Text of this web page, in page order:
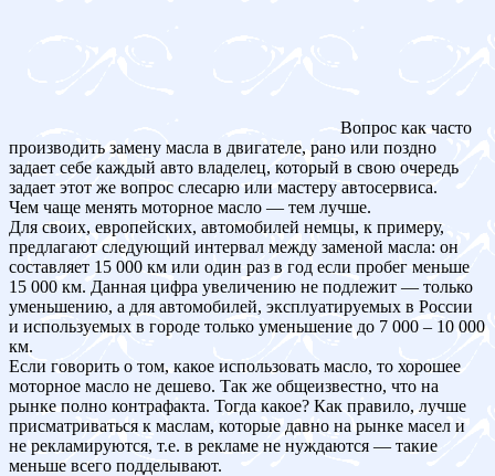
Вопрос как часто
производить замену масла в двигателе, рано или поздно
задает себе каждый авто владелец, который в свою очередь
задает этот же вопрос слесарю или мастеру автосервиса.
Чем чаще менять моторное масло — тем лучше.
Для своих, европейских, автомобилей немцы, к примеру,
предлагают следующий интервал между заменой масла: он
составляет 15 000 км или один раз в год если пробег меньше
15 000 км. Данная цифра увеличению не подлежит — только
уменьшению, а для автомобилей, эксплуатируемых в России
и используемых в городе только уменьшение до 7 000 – 10 000
км.
Если говорить о том, какое использовать масло, то хорошее
моторное масло не дешево. Так же общеизвестно, что на
рынке полно контрафакта. Тогда какое? Как правило, лучше
присматриваться к маслам, которые давно на рынке масел и
не рекламируются, т.е. в рекламе не нуждаются — такие
меньше всего подделывают.